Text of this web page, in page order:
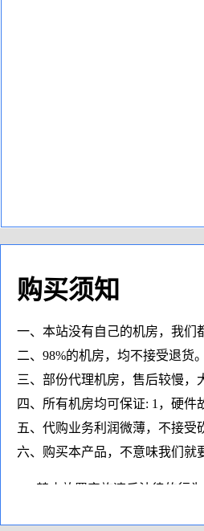
购买须知
一、本站没有自己的机房，我们
二、98%的机房，均不接受退货
三、部份代理机房，售后较慢，
四、所有机房均可保证: 1，硬
五、代购业务利润微薄，不接
六、购买本产品，不意味我们就
1、禁止放置实施违反法律的行